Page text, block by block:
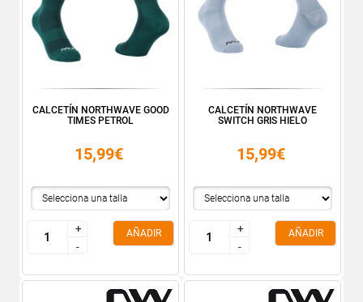
CALCETÍN NORTHWAVE GOOD
TIMES PETROL
15,99€
+
-
+
-
AÑADIR
CALCETÍN NORTHWAVE
SWITCH GRIS HIELO
15,99€
+
-
+
-
AÑADIR